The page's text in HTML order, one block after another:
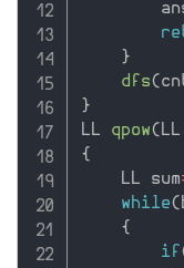
}
dfs(
}
LL qpow(
{
    LL sum
while(
{
if